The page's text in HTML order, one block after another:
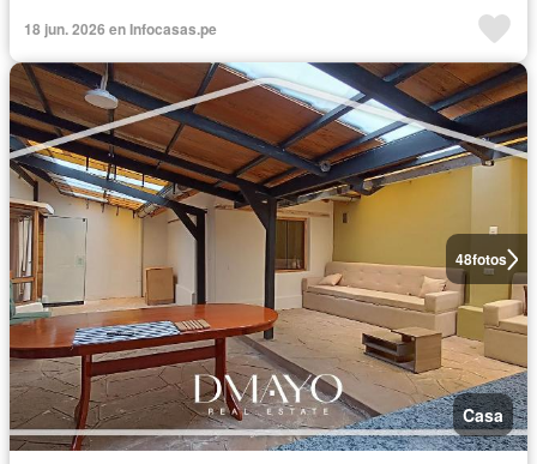
18 jun. 2026 en Infocasas.pe
48fotos
Casa